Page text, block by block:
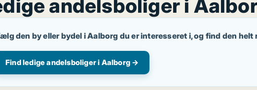
andelsboliger i
den by eller bydel i Aalborg du er interesseret i, og find den
Find ledige andelsboliger i Aalborg →